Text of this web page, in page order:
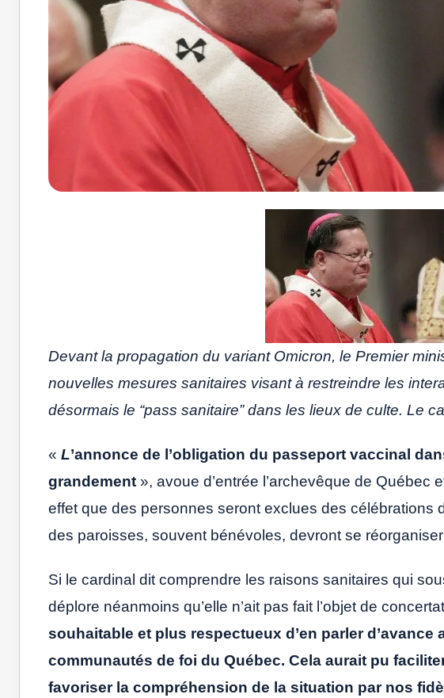
Devant la propagation du variant Omicron, le Premier
nouvelles mesures sanitaires visant à restreindre les
désormais le “pass sanitaire” dans les lieux de culte. Le
« L’annonce de l’obligation du passeport vaccinal
grandement », avoue d’entrée l’archevêque de Québec
effet que des personnes seront exclues des célébrations
des paroisses, souvent bénévoles, devront se réorganiser
Si le cardinal dit comprendre les raisons sanitaires qui
déplore néanmoins qu’elle n’ait pas fait l’objet de
souhaitable et plus respectueux d’en parler
communautés de foi du Québec. Cela aurait pu
favoriser la compréhension de la situation par nos